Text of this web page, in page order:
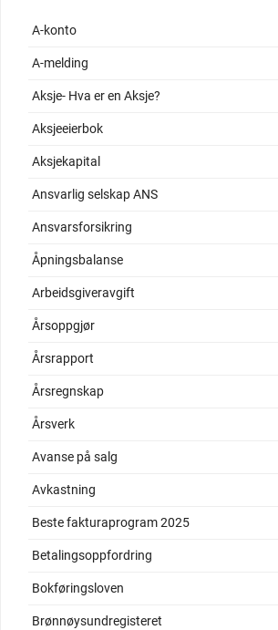
A-konto
A-melding
Aksje- Hva er en Aksje?
Aksjeeierbok
Aksjekapital
Ansvarlig selskap ANS
Ansvarsforsikring
Åpningsbalanse
Arbeidsgiveravgift
Årsoppgjør
Årsrapport
Årsregnskap
Årsverk
Avanse på salg
Avkastning
Beste fakturaprogram 2025
Betalingsoppfordring
Bokføringsloven
Brønnøysundregisteret